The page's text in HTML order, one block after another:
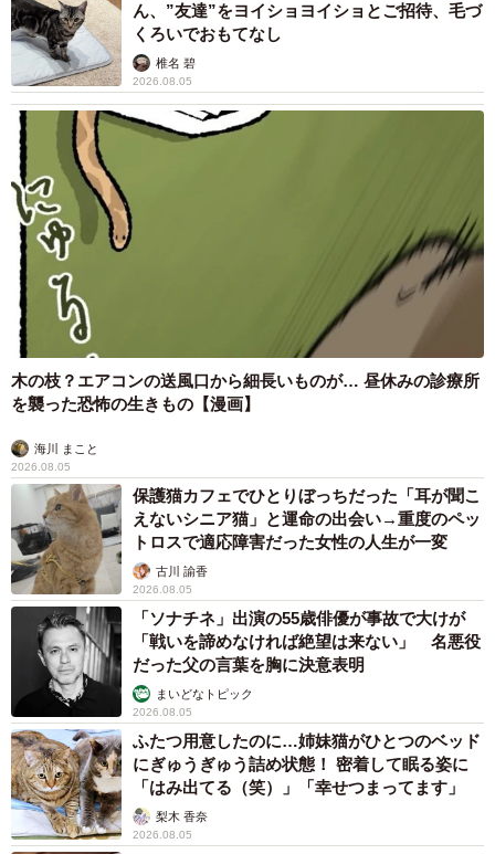
ん、”友達”をヨイショヨイショとご招待、毛づ
くろいでおもてなし
椎名 碧
2026.08.05
木の枝？エアコンの送風口から細長いものが… 昼休みの診療所
を襲った恐怖の生きもの【漫画】
海川 まこと
2026.08.05
保護猫カフェでひとりぼっちだった「耳が聞こ
えないシニア猫」と運命の出会い→重度のペッ
トロスで適応障害だった女性の人生が一変
古川 諭香
2026.08.05
「ソナチネ」出演の55歳俳優が事故で大けが
「戦いを諦めなければ絶望は来ない」 名悪役
だった父の言葉を胸に決意表明
まいどなトピック
2026.08.05
ふたつ用意したのに…姉妹猫がひとつのベッド
にぎゅうぎゅう詰め状態！ 密着して眠る姿に
「はみ出てる（笑）」「幸せつまってます」
梨木 香奈
2026.08.05